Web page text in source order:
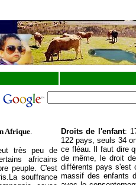
Afrique.
très peu de
africains
peuple. C'est
souffrance
Droits de l'enfant:
122 pays, seuls 34
ce fléau. Il faut dire
de même, le droit
différents pays s'est
massif des enfants